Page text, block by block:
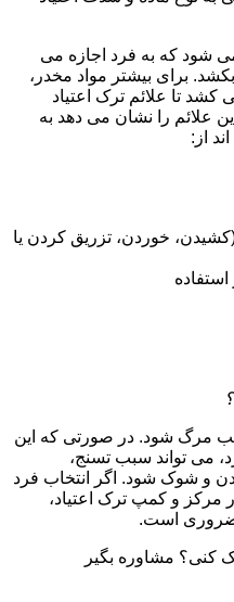
شود که به فرد اجازه می
برای بیشتر مواد مخدر،
تا علائم ترک اعتیاد
علائم را نشان می دهد به
از:
خوردن، تزریق کردن یا
مرگ شود. در صورتی که این
می تواند سبب تسنج،
و شوک شود. اگر انتخاب فرد
مرکز و کمپ ترک اعتیاد،
ضروری است.
مشاوره بگیر